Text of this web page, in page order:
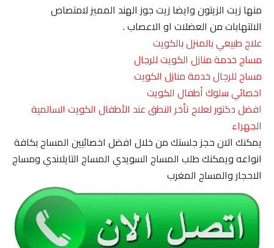
منها زيت الزيتون وايضا زيت جوز الهند المميز لامتصاص
الالتهابات من العضلات او الاعصاب .
علاج طبيعي بالمنزل بالكويت
مساج خدمة منازل الكويت للرجال
مساج للرجال خدمة منازل الكويت
اخصائي سلوك أطفال الكويت
افضل دكتور لعلاج تأخر النطق عند الأطفال الكويت السالمية
الجهراء
يمكنك الان حجز جلستك من خلال افضل اخصائيين المساج بكافة
انواعه ويمكنك طلب المساج السويدي المساج التايلاندي ومساج
الاحجار والمساج المغرب